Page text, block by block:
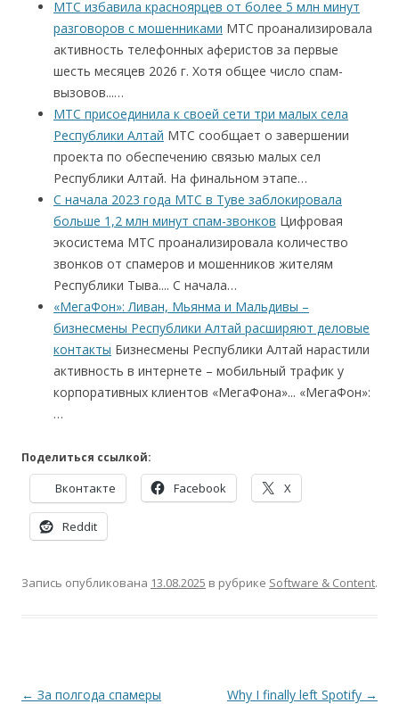
МТС избавила красноярцев от более 5 млн минут
разговоров с мошенниками МТС проанализировала
активность телефонных аферистов за первые
шесть месяцев 2026 г. Хотя общее число спам-
вызовов...…
МТС присоединила к своей сети три малых села
Республики Алтай МТС сообщает о завершении
проекта по обеспечению связью малых сел
Республики Алтай. На финальном этапе…
С начала 2023 года МТС в Туве заблокировала
больше 1,2 млн минут спам-звонков Цифровая
экосистема МТС проанализировала количество
звонков от спамеров и мошенников жителям
Республики Тыва.... С начала…
«МегаФон»: Ливан, Мьянма и Мальдивы –
бизнесмены Республики Алтай расширяют деловые
контакты Бизнесмены Республики Алтай нарастили
активность в интернете – мобильный трафик у
корпоративных клиентов «МегаФона»... «МегаФон»:
…
Поделиться ссылкой:
Вконтакте Facebook X
Reddit
Запись опубликована 13.08.2025 в рубрике Software & Content.
Навигация
← За полгода спамеры
Why I finally left Spotify →